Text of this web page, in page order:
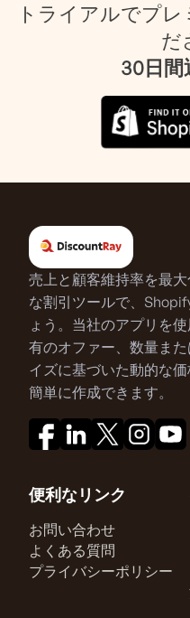
トライアルでプレ
だ
30日間
売上と顧客維持率を最
な割引ツールで、
ょう。当社のアプリを
有のオファー、数量ま
イズに基づいた動的な
簡単に作成できます。
便利なリンク
お問い合わせ
よくある質問
プライバシーポリシー